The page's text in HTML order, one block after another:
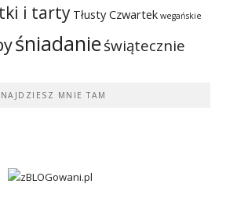
i tarty Tłusty Czwartek wegańskie
śniadanieświątecznie
MNIE TAM